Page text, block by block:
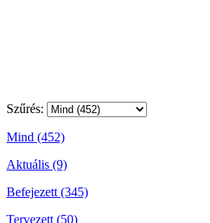
Szűrés:
Mind (452)
Aktuális (9)
Befejezett (345)
Tervezett (50)